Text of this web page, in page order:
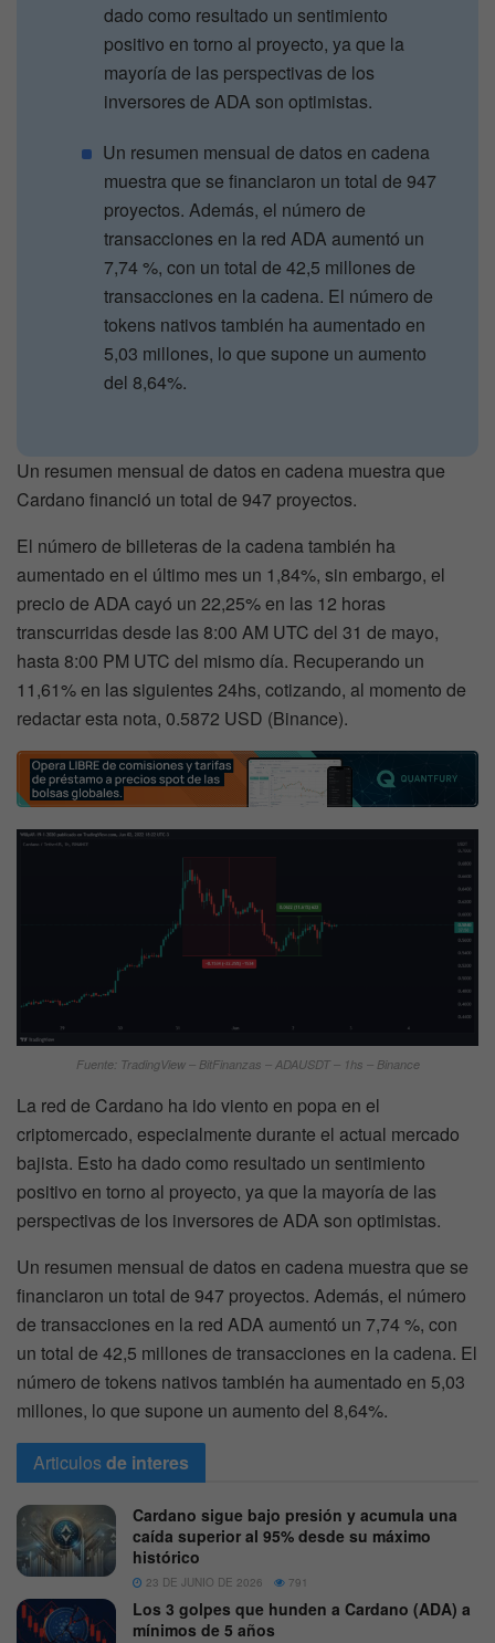
dado como resultado un sentimiento
positivo en torno al proyecto, ya que la
mayoría de las perspectivas de los
inversores de ADA son optimistas.
Un resumen mensual de datos en cadena
muestra que se financiaron un total de 947
proyectos. Además, el número de
transacciones en la red ADA aumentó un
7,74 %, con un total de 42,5 millones de
transacciones en la cadena. El número de
tokens nativos también ha aumentado en
5,03 millones, lo que supone un aumento
del 8,64%.
Un resumen mensual de datos en cadena muestra que
Cardano financió un total de 947 proyectos.
El número de billeteras de la cadena también ha
aumentado en el último mes un 1,84%, sin embargo, el
precio de ADA cayó un 22,25% en las 12 horas
transcurridas desde las 8:00 AM UTC del 31 de mayo,
hasta 8:00 PM UTC del mismo día. Recuperando un
11,61% en las siguientes 24hs, cotizando, al momento de
redactar esta nota, 0.5872 USD (Binance).
Fuente: TradingView – BitFinanzas – ADAUSDT – 1hs – Binance
La red de Cardano ha ido viento en popa en el
criptomercado, especialmente durante el actual mercado
bajista. Esto ha dado como resultado un sentimiento
positivo en torno al proyecto, ya que la mayoría de las
perspectivas de los inversores de ADA son optimistas.
Un resumen mensual de datos en cadena muestra que se
financiaron un total de 947 proyectos. Además, el número
de transacciones en la red ADA aumentó un 7,74 %, con
un total de 42,5 millones de transacciones en la cadena. El
número de tokens nativos también ha aumentado en 5,03
millones, lo que supone un aumento del 8,64%.
Articulosde interes
Cardano sigue bajo presión y acumula una
caída superior al 95% desde su máximo
histórico
23 DE JUNIO DE 2026 791
Los 3 golpes que hunden a Cardano (ADA) a
mínimos de 5 años